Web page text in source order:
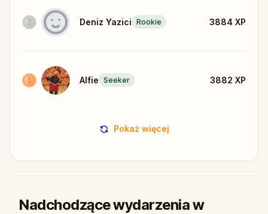
Deniz Yazici Rookie 3884 XP
Alfie Seeker 3882 XP
Pokaż więcej
Nadchodzące wydarzenia w